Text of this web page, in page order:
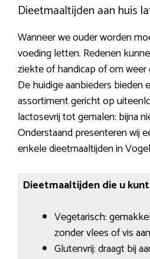
Dieetmaaltijden aan huis
Wanneer we ouder worden
voeding letten. Redenen
ziekte of handicap of om
De huidige aanbieders bieden
assortiment gericht op
lactosevrij tot gemalen: bijna
Onderstaand presenteren wij
enkele dieetmaaltijden in
Dieetmaaltijden die u
Vegetarisch:
zonder vlees of vis
Glutenvrij: draagt bij